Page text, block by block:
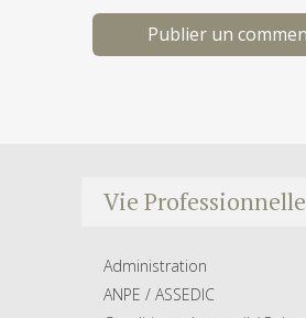
Vie Professionnelle
Administration
ANPE / ASSEDIC